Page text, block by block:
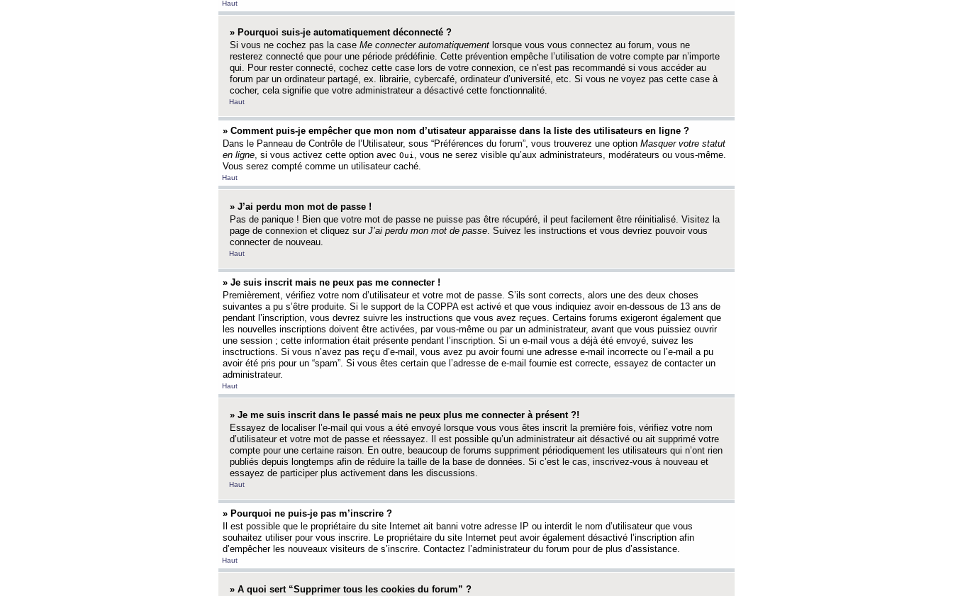
Haut
» Pourquoi suis-je automatiquement déconnecté ?
Si vous ne cochez pas la case Me connecter automatiquement lorsque vous vous connectez au forum, vous ne
resterez connecté que pour une période prédéfinie. Cette prévention empêche l’utilisation de votre compte par n’importe
qui. Pour rester connecté, cochez cette case lors de votre connexion, ce n’est pas recommandé si vous accéder au
forum par un ordinateur partagé, ex. librairie, cybercafé, ordinateur d’université, etc. Si vous ne voyez pas cette case à
cocher, cela signifie que votre administrateur a désactivé cette fonctionnalité.
Haut
» Comment puis-je empêcher que mon nom d’utisateur apparaisse dans la liste des utilisateurs en ligne ?
Dans le Panneau de Contrôle de l’Utilisateur, sous “Préférences du forum”, vous trouverez une option Masquer votre statut
en ligne, si vous activez cette option avec Oui , vous ne serez visible qu’aux administrateurs, modérateurs ou vous-même.
Vous serez compté comme un utilisateur caché.
Haut
» J’ai perdu mon mot de passe !
Pas de panique ! Bien que votre mot de passe ne puisse pas être récupéré, il peut facilement être réinitialisé. Visitez la
page de connexion et cliquez sur J’ai perdu mon mot de passe. Suivez les instructions et vous devriez pouvoir vous
connecter de nouveau.
Haut
» Je suis inscrit mais ne peux pas me connecter !
Premièrement, vérifiez votre nom d’utilisateur et votre mot de passe. S’ils sont corrects, alors une des deux choses
suivantes a pu s’être produite. Si le support de la COPPA est activé et que vous indiquiez avoir en-dessous de 13 ans de
pendant l’inscription, vous devrez suivre les instructions que vous avez reçues. Certains forums exigeront également que
les nouvelles inscriptions doivent être activées, par vous-même ou par un administrateur, avant que vous puissiez ouvrir
une session ; cette information était présente pendant l’inscription. Si un e-mail vous a déjà été envoyé, suivez les
insctructions. Si vous n’avez pas reçu d’e-mail, vous avez pu avoir fourni une adresse e-mail incorrecte ou l’e-mail a pu
avoir été pris pour un “spam”. Si vous êtes certain que l’adresse de e-mail fournie est correcte, essayez de contacter un
administrateur.
Haut
» Je me suis inscrit dans le passé mais ne peux plus me connecter à présent ?!
Essayez de localiser l’e-mail qui vous a été envoyé lorsque vous vous êtes inscrit la première fois, vérifiez votre nom
d’utilisateur et votre mot de passe et réessayez. Il est possible qu’un administrateur ait désactivé ou ait supprimé votre
compte pour une certaine raison. En outre, beaucoup de forums suppriment périodiquement les utilisateurs qui n’ont rien
publiés depuis longtemps afin de réduire la taille de la base de données. Si c’est le cas, inscrivez-vous à nouveau et
essayez de participer plus activement dans les discussions.
Haut
» Pourquoi ne puis-je pas m’inscrire ?
Il est possible que le propriétaire du site Internet ait banni votre adresse IP ou interdit le nom d’utilisateur que vous
souhaitez utiliser pour vous inscrire. Le propriétaire du site Internet peut avoir également désactivé l’inscription afin
d’empêcher les nouveaux visiteurs de s’inscrire. Contactez l’administrateur du forum pour de plus d’assistance.
Haut
» A quoi sert “Supprimer tous les cookies du forum” ?